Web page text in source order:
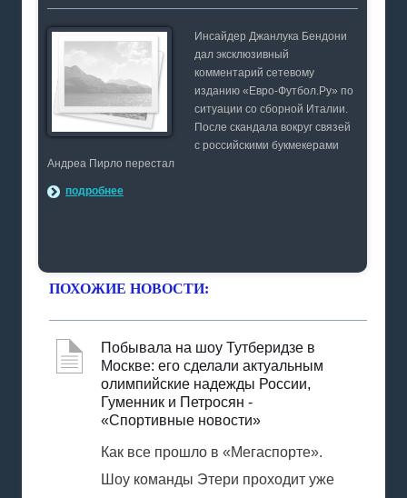
Инсайдер Джанлука Бендони
дал эксклюзивный
комментарий сетевому
изданию «Евро-Футбол.Ру» по
ситуации со сборной Италии.
После скандала вокруг связей
с российскими букмекерами
Андреа Пирло перестал
подробнее
ПОХОЖИЕ НОВОСТИ:
Побывала на шоу Тутберидзе в
Москве: его сделали актуальным
олимпийские надежды России,
Гуменник и Петросян -
«Спортивные новости»
Как все прошло в «Мегаспорте».
Шоу команды Этери проходит уже